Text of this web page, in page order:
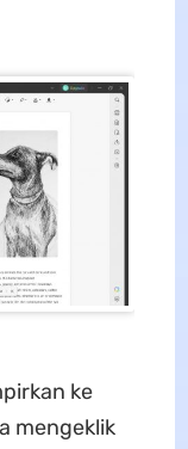
ke
mengeklik